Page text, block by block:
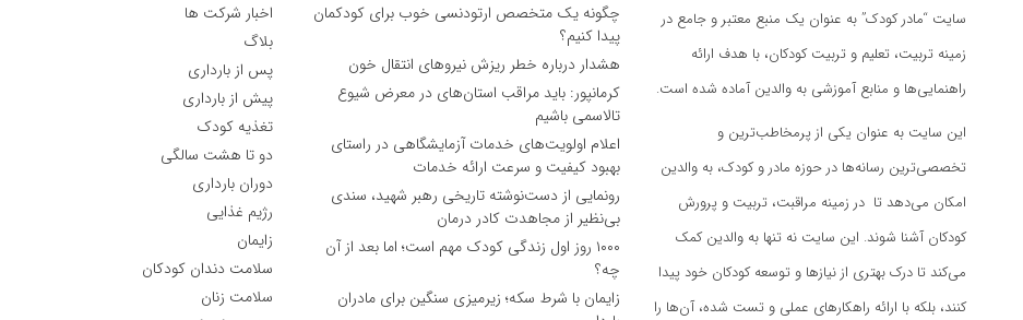
سایت “مادر کودک” به عنوان یک منبع معتبر و جامع در
زمینه تربیت، تعلیم و تربیت کودکان، با هدف ارائه
راهنمایی‌ها و منابع آموزشی به والدین آماده شده است.
این سایت به عنوان یکی از پرمخاطب‌ترین و
تخصصی‌ترین رسانه‌ها در حوزه مادر و کودک، به والدین
امکان می‌دهد تا در زمینه مراقبت، تربیت و پرورش
کودکان آشنا شوند. این سایت نه تنها به والدین کمک
می‌کند تا درک بهتری از نیازها و توسعه کودکان خود پیدا
کنند، بلکه با ارائه راهکارهای عملی و تست شده، آن‌ها را
چگونه یک متخصص ارتودنسی خوب برای کودکمان
پیدا کنیم؟
هشدار درباره خطر ریزش نیروهای انتقال خون
کرمانپور: باید مراقب استان‌های در معرض شیوع
تالاسمی باشیم
اعلام اولویت‌های خدمات آزمایشگاهی در راستای
بهبود کیفیت و سرعت ارائه خدمات
رونمایی از دست‌نوشته تاریخی رهبر شهید، سندی
بی‌نظیر از مجاهدت کادر درمان
۱۰۰۰ روز اول زندگی کودک مهم است؛ اما بعد از آن
چه؟
زایمان با شرط سکه؛ زیرمیزی سنگین برای مادران
اخبار شرکت ها
بلاگ
پس از بارداری
پیش از بارداری
تغذیه کودک
دو تا هشت سالگی
دوران بارداری
رژیم غذایی
زایمان
سلامت دندان کودکان
سلامت زنان